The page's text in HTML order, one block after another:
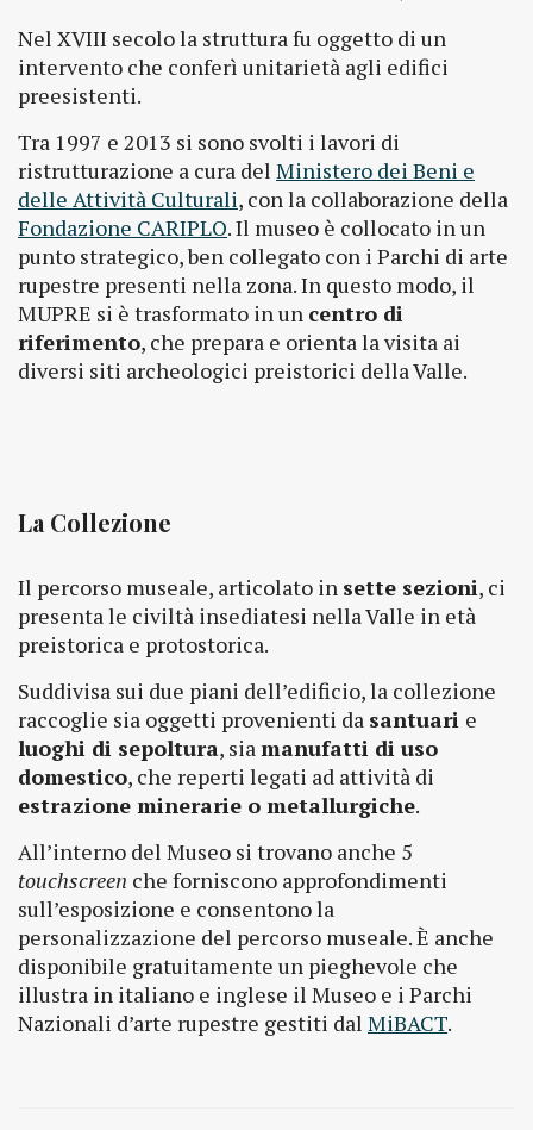
Nel XVIII secolo la struttura fu oggetto di un
intervento che conferì unitarietà agli edifici
preesistenti.
Tra 1997 e 2013 si sono svolti i lavori di
ristrutturazione a cura del Ministero dei Beni e
delle Attività Culturali, con la collaborazione della
Fondazione CARIPLO. Il museo è collocato in un
punto strategico, ben collegato con i Parchi di arte
rupestre presenti nella zona. In questo modo, il
MUPRE si è trasformato in un centro di
riferimento, che prepara e orienta la visita ai
diversi siti archeologici preistorici della Valle.
La Collezione
Il percorso museale, articolato in sette sezioni, ci
presenta le civiltà insediatesi nella Valle in età
preistorica e protostorica.
Suddivisa sui due piani dell’edificio, la collezione
raccoglie sia oggetti provenienti da santuari e
luoghi di sepoltura, sia manufatti di uso
domestico, che reperti legati ad attività di
estrazione minerarie o metallurgiche.
All’interno del Museo si trovano anche 5
touchscreen che forniscono approfondimenti
sull’esposizione e consentono la
personalizzazione del percorso museale. È anche
disponibile gratuitamente un pieghevole che
illustra in italiano e inglese il Museo e i Parchi
Nazionali d’arte rupestre gestiti dal MiBACT.